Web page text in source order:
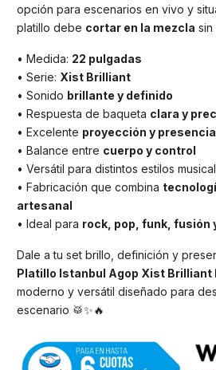
opción para escenarios en vivo y
platillo debe cortar en la mezcla
• Medida: 22 pulgadas
• Serie: Xist Brilliant
• Sonido brillante y definido
• Respuesta de baqueta clara y
• Excelente proyección y presencia
• Balance entre cuerpo y control
• Versátil para distintos estilos
• Fabricación que combina
artesanal
• Ideal para rock, pop, funk, fusión
Dale a tu set brillo, definición y
Platillo Istanbul Agop Xist Brilliant
moderno y versátil diseñado para
escenario 🥁✨🔥